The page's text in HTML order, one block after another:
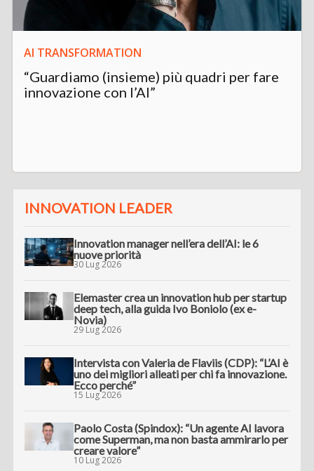
AI TRANSFORMATION
“Guardiamo (insieme) più quadri per fare
innovazione con l’AI”
INNOVATION LEADER
Innovation manager nell’era dell’AI: le 6
nuove priorità
30 Lug 2026
Elemaster crea un innovation hub per startup
deep tech, alla guida Ivo Boniolo (ex e-
Novia)
29 Lug 2026
Intervista con Valeria de Flaviis (CDP): “L’AI è
uno dei migliori alleati per chi fa innovazione.
Ecco perché”
15 Lug 2026
Paolo Costa (Spindox): “Un agente AI lavora
come Superman, ma non basta ammirarlo per
creare valore”
10 Lug 2026